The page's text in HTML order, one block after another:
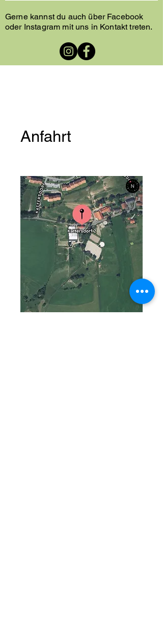
Gerne kannst du auch über Facebook
oder Instagram mit uns in Kontakt treten.
Anfahrt